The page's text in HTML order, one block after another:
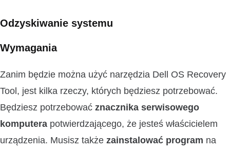
Odzyskiwanie systemu
Wymagania
Zanim będzie można użyć narzędzia Dell OS Recovery
Tool, jest kilka rzeczy, których będziesz potrzebować.
Będziesz potrzebować znacznika serwisowego
komputera potwierdzającego, że jesteś właścicielem
urządzenia. Musisz także zainstalować program na